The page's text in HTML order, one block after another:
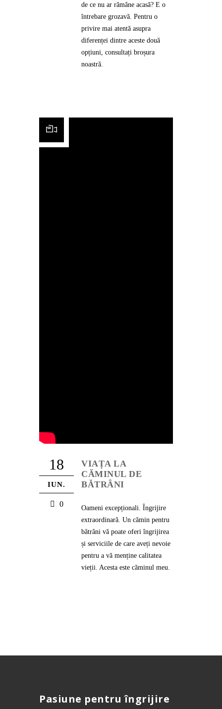
de ce nu ar rămâne acasă? E o
întrebare grozavă. Pentru o
privire mai atentă asupra
diferenței dintre aceste două
opțiuni, consultați broșura
noastră.
18
IUN.
0
VIAȚA LA
CĂMINUL DE
BĂTRÂNI
Oameni excepționali. Îngrijire
extraordinară. Un cămin pentru
bătrâni vă poate oferi îngrijirea
și serviciile de care aveți nevoie
pentru a vă menține calitatea
vieții. Acesta este căminul meu.
Pasiune pentru îngrijire